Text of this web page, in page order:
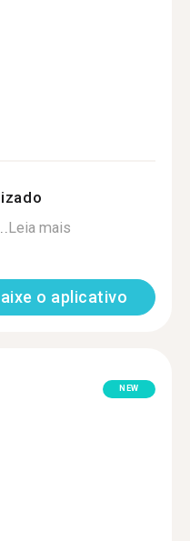
Leia mais
o aplicativo
NEW